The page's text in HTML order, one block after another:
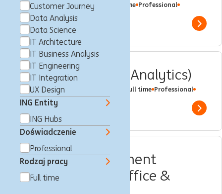
Customer Journey
Data Analysis
Data Science
IT Architecture
IT Business Analysis
IT Engineering
IT Integration
UX Design
ING Entity
ING Hubs
Doświadczenie
Professional
Rodzaj pracy
Full time
Stambuł, Turcja Data Science Full time Professional
ING Hubs
Show
Product Manager (Analytics)
Stambuł, Turcja Full time Professional
ING Hubs
Show
Business Management
Associate – CEO Office &